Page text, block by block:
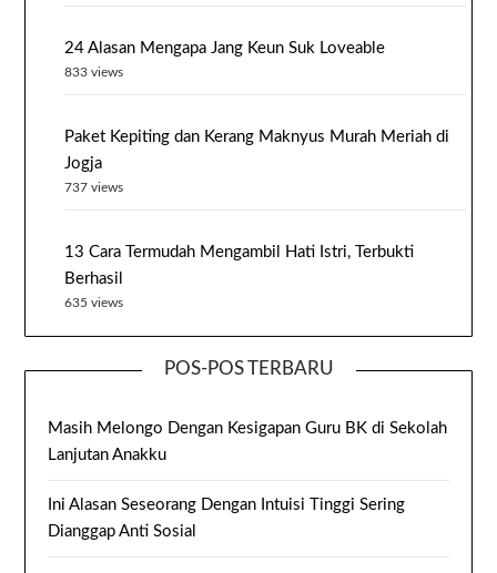
24 Alasan Mengapa Jang Keun Suk Loveable
833 views
Paket Kepiting dan Kerang Maknyus Murah Meriah di
Jogja
737 views
13 Cara Termudah Mengambil Hati Istri, Terbukti
Berhasil
635 views
POS-POS TERBARU
Masih Melongo Dengan Kesigapan Guru BK di Sekolah
Lanjutan Anakku
Ini Alasan Seseorang Dengan Intuisi Tinggi Sering
Dianggap Anti Sosial